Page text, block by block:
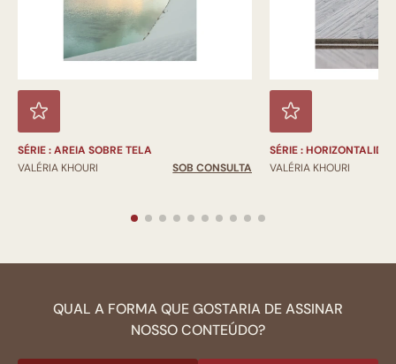
SÉRIE : AREIA SOBRE TELA
VALÉRIA KHOURI
SOB CONSULTA
SÉRIE :
VALÉRIA KHOURI
QUAL A FORMA QUE GOSTARIA DE ASSINAR
NOSSO CONTEÚDO?